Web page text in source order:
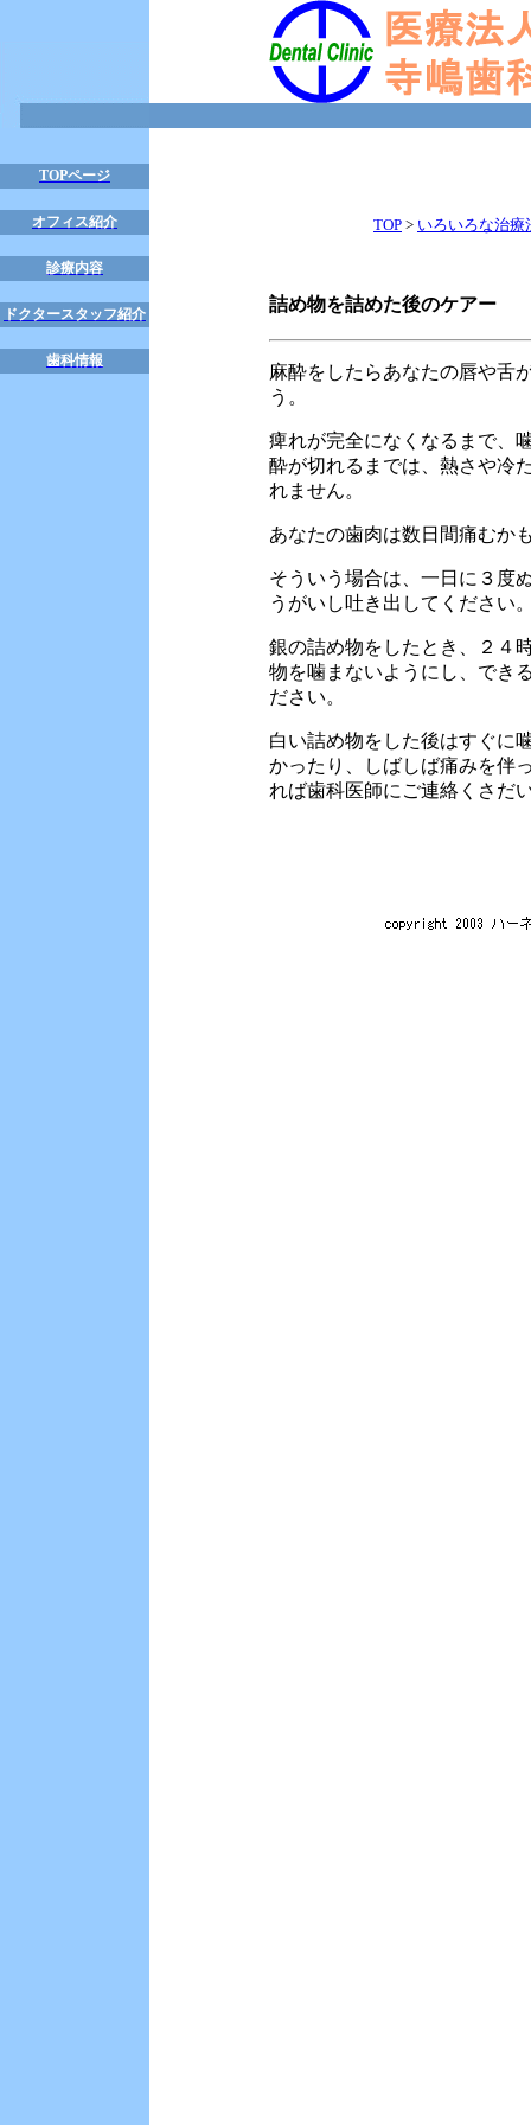
TOPページ
オフィス紹介
診療内容
ドクタースタッフ紹介
歯科情報
TOP > いろいろな治療
詰め物を詰めた後のケアー
麻酔をしたらあなたの唇や舌
う。
痺れが完全になくなるまで、
酔が切れるまでは、熱さや冷
れません。
あなたの歯肉は数日間痛むか
そういう場合は、一日に３度
うがいし吐き出してください
銀の詰め物をしたとき、２４
物を噛まないようにし、でき
ださい。
白い詰め物をした後はすぐに
かったり、しばしば痛みを伴
れば歯科医師にご連絡くさだ